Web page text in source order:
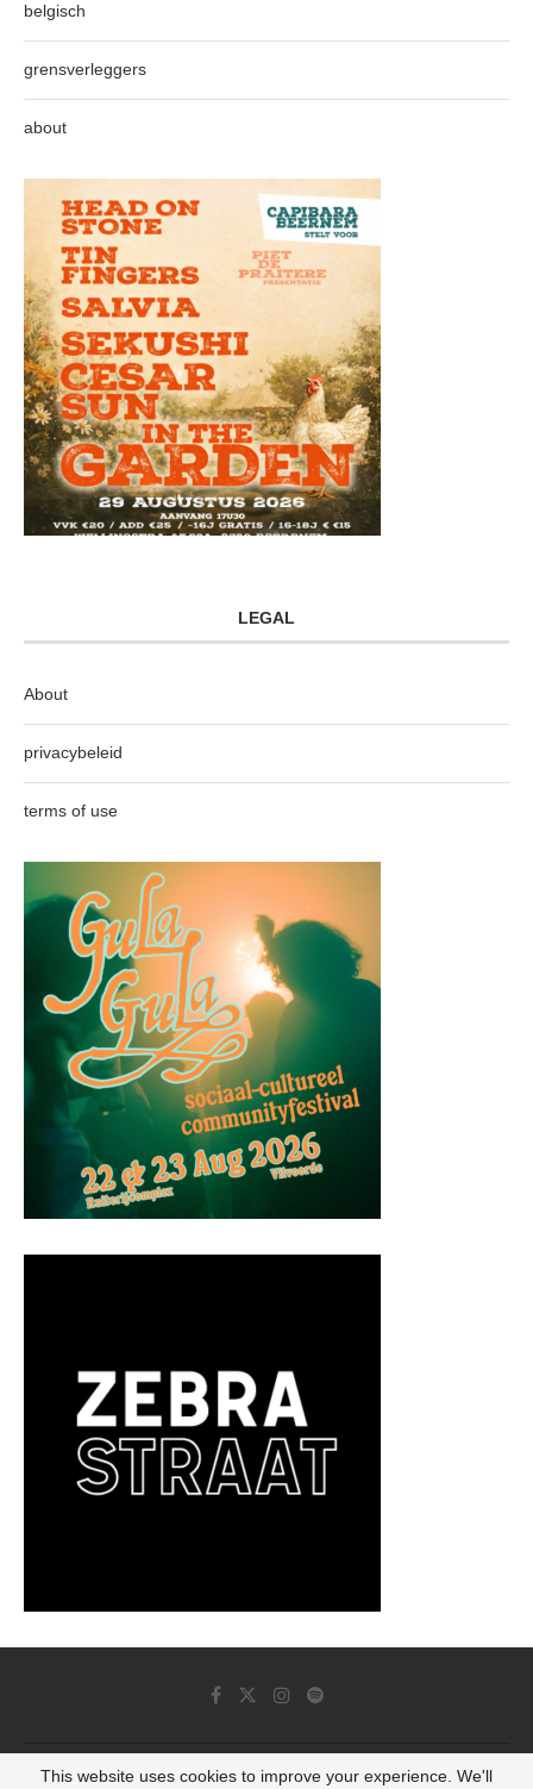
belgisch
grensverleggers
about
LEGAL
About
privacybeleid
terms of use
© 2022 - Luminous Dash All Rights Reserved
This website uses cookies to improve your experience. We'll